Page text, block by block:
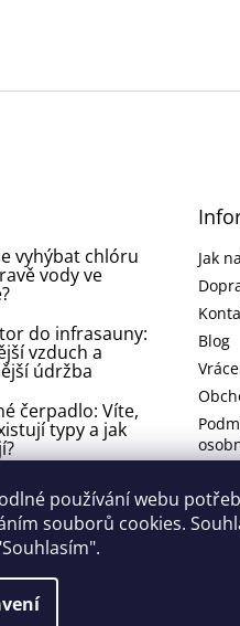
používání webu
souborů cookies.
vyhýbat chlóru
vody ve
do infrasauny:
vzduch a
údržba
čerpadlo: Víte,
typy a jak
v koupelně nebo
jak se jí
a odstranit ji?
Jak
Blog
vyhrazena.